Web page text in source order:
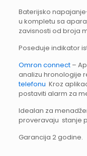
Baterijsko
u kompletu sa
zavisnosti od broja
Poseduje indikator
Omron connect–
analizu hronologije
telefonu Kroz
postaviti alarm za
Idealan za
proveravaju stanje
Garancija 2 godine.